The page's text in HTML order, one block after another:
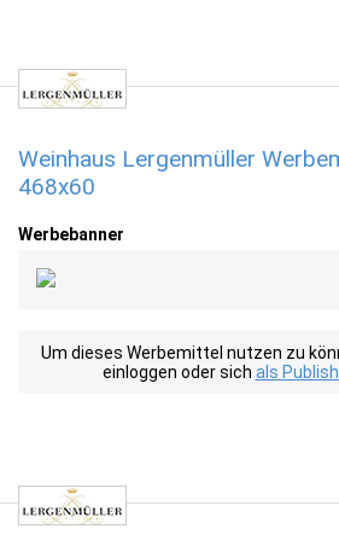
Weinhaus Lergenmüller
468x60
Werbebanner
Um dieses Werbemittel nutzen zu
einloggen oder sich als